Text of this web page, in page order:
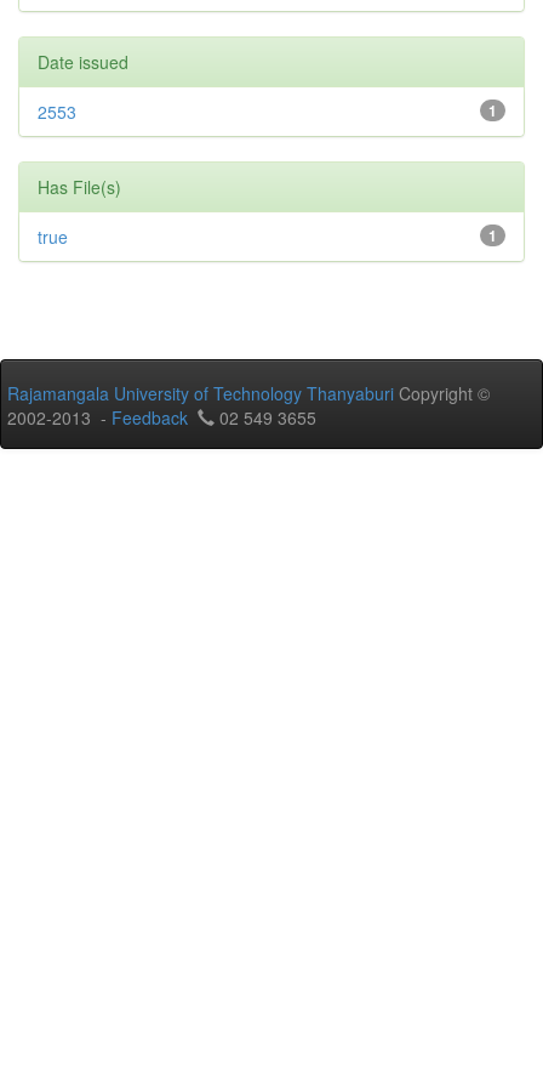
Date issued
1
2553
Has File(s)
1
true
Rajamangala University of Technology Thanyaburi Copyright ©
2002-2013 - Feedback 02 549 3655